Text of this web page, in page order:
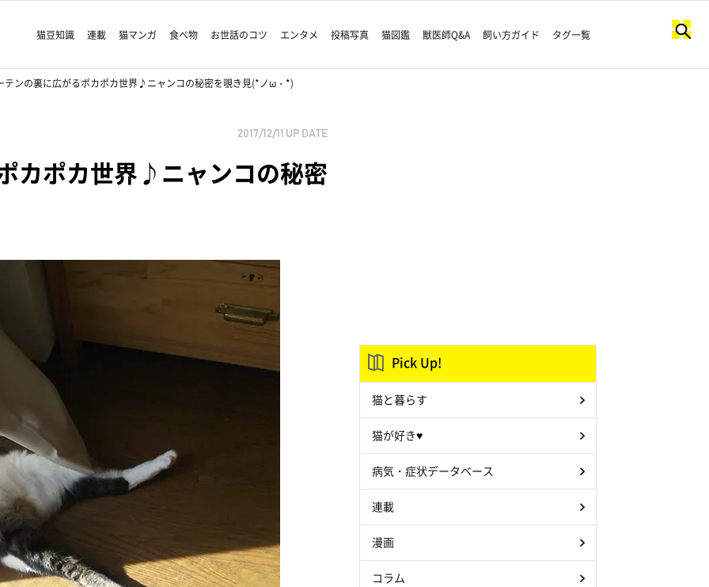
猫豆知識 連載 猫マンガ 食べ物 お世話のコツ エンタメ 投稿写真 猫図鑑 獣医師Q&A 飼い方ガイド タグ一覧
テンの裏に広がるポカポカ世界♪ニャンコの秘密を覗き見(*ノω・*)
2017/12/11 UP DATE
カポカ世界♪ニャンコの秘密
Pick Up!
猫と暮らす
猫が好き♥
病気・症状データベース
連載
漫画
コラム